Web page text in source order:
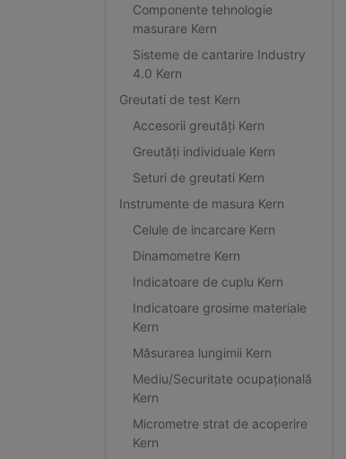
Componente tehnologie
masurare Kern
Sisteme de cantarire Industry
4.0 Kern
Greutati de test Kern
Accesorii greutăți Kern
Greutăți individuale Kern
Seturi de greutati Kern
Instrumente de masura Kern
Celule de incarcare Kern
Dinamometre Kern
Indicatoare de cuplu Kern
Indicatoare grosime materiale
Kern
Măsurarea lungimii Kern
Mediu/Securitate ocupațională
Kern
Micrometre strat de acoperire
Kern